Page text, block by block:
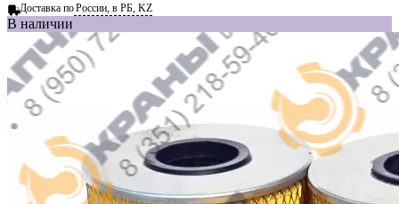
Доставка поРоссии, в РБ, KZ
В наличии